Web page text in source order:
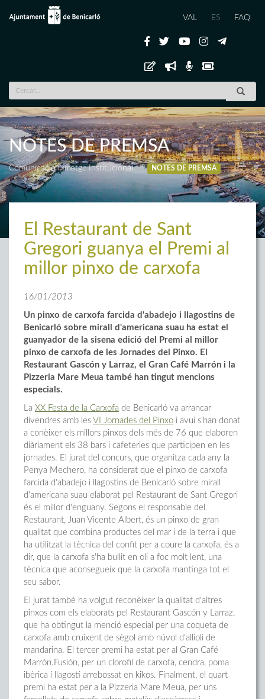
VAL ES FAQ
NOTES DE PREMSA
Comunicació i Imatge Institucional NOTES DE PREMSA
El Restaurant de Sant
Gregori guanya el Premi al
millor pinxo de carxofa
16/01/2013
Un pinxo de carxofa farcida d'abadejo i llagostins de
Benicarló sobre mirall d'americana suau ha estat el
guanyador de la sisena edició del Premi al millor
pinxo de carxofa de les Jornades del Pinxo. El
Restaurant Gascón y Larraz, el Gran Café Marrón i la
Pizzeria Mare Meua també han tingut mencions
especials.
La XX Festa de la Carxofa de Benicarló va arrancar
divendres amb les VI Jornades del Pinxo i avui s'han donat
a conèixer els millors pinxos dels més de 76 que elaboren
diàriament els 38 bars i cafeteries que participen en les
jornades. El jurat del concurs, que organitza cada any la
Penya Mechero, ha considerat que el pinxo de carxofa
farcida d'abadejo i llagostins de Benicarló sobre mirall
d'americana suau elaborat pel Restaurant de Sant Gregori
és el millor d'enguany. Segons el responsable del
Restaurant, Juan Vicente Albert, és un pinxo de gran
qualitat que combina productes del mar i de la terra i que
ha utilitzat la tècnica del confit per a coure la carxofa, és a
dir, que la carxofa s'ha bullit en oli a foc molt lent, una
tècnica que aconsegueix que la carxofa mantinga tot el
seu sabor.
El jurat també ha volgut reconèixer la qualitat d'altres
pinxos com els elaborats pel Restaurant Gascón y Larraz,
que ha obtingut la menció especial per una coqueta de
carxofa amb cruixent de sègol amb núvol d'allioli de
mandarina. El tercer premi ha estat per al Gran Café
Marrón.Fusión, per un clorofil de carxofa, cendra, poma
ibèrica i llagostí arrebossat en kikos. Finalment, el quart
premi ha estat per a la Pizzeria Mare Meua, per uns